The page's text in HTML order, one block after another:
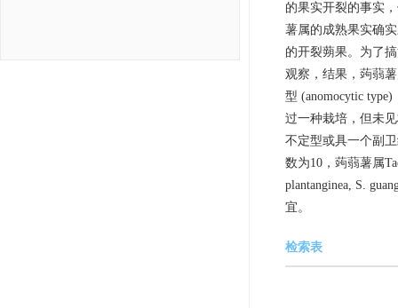
的果实开裂的事实
薯属的成熟果实确
的开裂蒴果。为了
观察，结果，蒟蒻
型 (anomocytic
过一种栽培，但未
不定型或具一个副
数为10，蒟蒻薯属
plantanginea, S.
宜。
检索表